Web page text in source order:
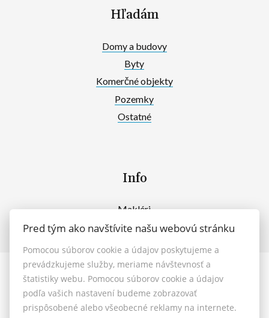
Hľadám
Domy a budovy
Byty
Komerčné objekty
Pozemky
Ostatné
Info
Makléri
Napíšte nám
Kontakt
© 2026 - MAXFIN REAL s.r.o.
Vašinova 125/61, Nitra 949 01, E-mail: reality@maxfinreal.sk
Nastavenie cookies
Pred tým ako navštívite našu webovú stránku
Pomocou súborov cookie a údajov poskytujeme a
prevádzkujeme služby, meriame návštevnosť a
štatistiky webu. Pomocou súborov cookie a údajov
podľa vašich nastavení budeme zobrazovať
prispôsobené alebo všeobecné reklamy na internete.